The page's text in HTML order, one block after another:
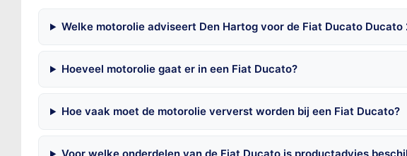
Welke motorolie adviseert Den Hartog voor de Fiat Ducato Ducato
Hoeveel motorolie gaat er in een Fiat Ducato?
Hoe vaak moet de motorolie ververst worden bij een Fiat Ducato?